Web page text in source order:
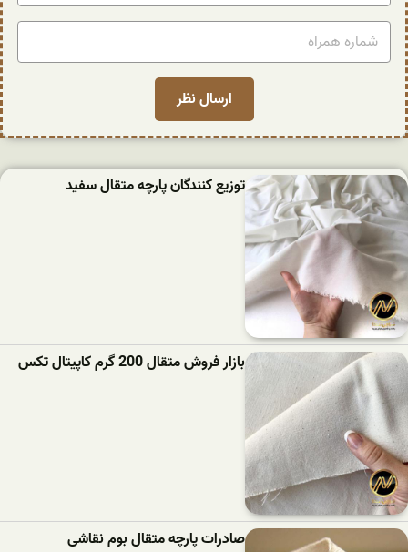
توزیع کنندگان پارچه متقال سفید
بازار فروش متقال 200 گرم کاپیتال تکس
صادرات پارچه متقال بوم نقاشی